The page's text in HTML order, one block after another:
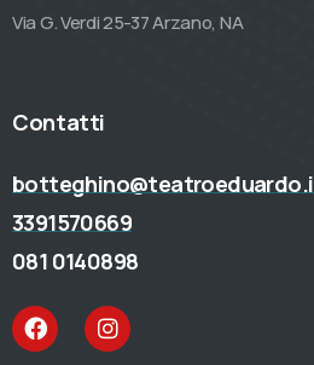
Via G. Verdi 25-37 Arzano, NA
Contatti
3391570669
081 0140898